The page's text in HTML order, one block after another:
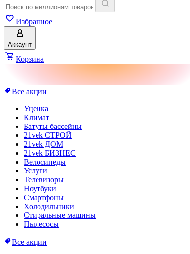
Избранное
Аккаунт
Корзина
Все акции
Уценка
Климат
Батуты бассейны
21vek СТРОЙ
21vek ДОМ
21vek БИЗНЕС
Велосипеды
Услуги
Телевизоры
Ноутбуки
Смартфоны
Холодильники
Стиральные машины
Пылесосы
Все акции